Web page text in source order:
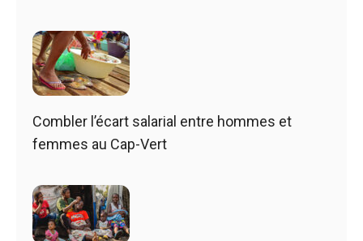
Combler l’écart salarial entre hommes et
femmes au Cap-Vert